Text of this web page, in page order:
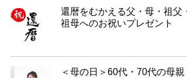
還暦をむかえる父・母・祖父・
祖母へのお祝いプレゼント
＜母の日＞60代・70代の母親